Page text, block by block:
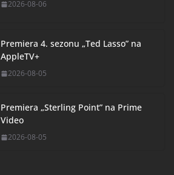
2026-08-06
Premiera 4. sezonu „Ted Lasso” na
AppleTV+
2026-08-05
Premiera „Sterling Point” na Prime
Video
2026-08-05